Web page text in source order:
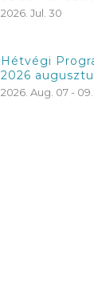
2026. Jul. 30
Hétvégi
2026
2026. Aug. 07 - 09.